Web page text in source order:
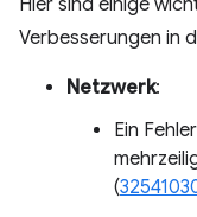
Hier sind einige
Verbesserungen in
Netzwerk:
Ein
(